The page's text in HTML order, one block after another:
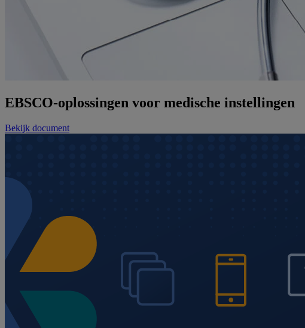
EBSCO-oplossingen voor medische instellingen
Bekijk document